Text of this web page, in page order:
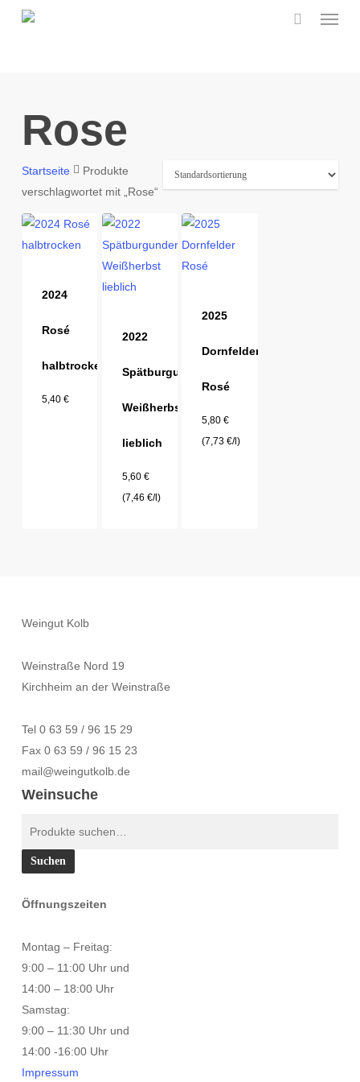
Menu
Rose
Startseite
Produkte
verschlagwortet mit „Rose“
2024
Rosé
halbtrocken
5,40 €
2022
Spätburgunder
Weißherbst
lieblich
5,60 €
(7,46 €/l)
(7,46
2025
Dornfelder
Rosé
5,80€
(7,73€/l)
Weingut Kolb
Weinstraße Nord 19
Kirchheim an der Weinstraße
Tel 0 63 59 / 96 15 29
Fax 0 63 59 / 96 15 23
mail@weingutkolb.de
Weinsuche
Suchen
Öffnungszeiten
Montag – Freitag:
9:00 – 11:00 Uhr und
14:00 – 18:00 Uhr
Samstag:
9:00 – 11:30 Uhr und
14:00 -16:00 Uhr
Impressum